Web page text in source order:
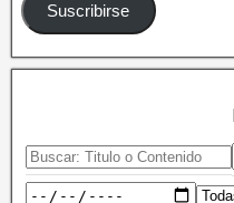
Suscribirse